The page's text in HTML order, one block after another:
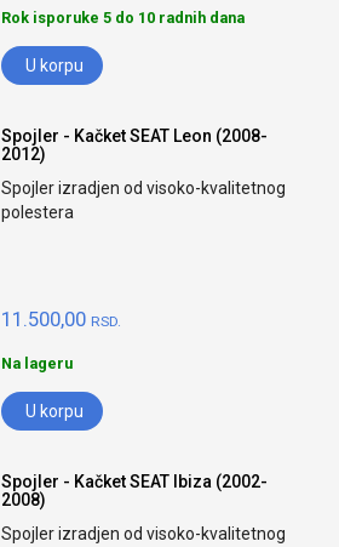
Rok isporuke 5 do 10 radnih dana
U korpu
Spojler - Kačket SEAT Leon (2008-
2012)
Spojler izradjen od visoko-kvalitetnog
polestera
11.500,00 RSD.
Na lageru
U korpu
Spojler - Kačket SEAT Ibiza (2002-
2008)
Spojler izradjen od visoko-kvalitetnog